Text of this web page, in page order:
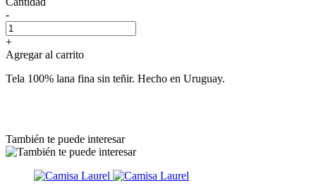
-
+
Agregar al carrito
Tela 100% lana fina sin teñir. Hecho en Uruguay.
También te puede interesar